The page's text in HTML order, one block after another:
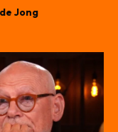
Jong